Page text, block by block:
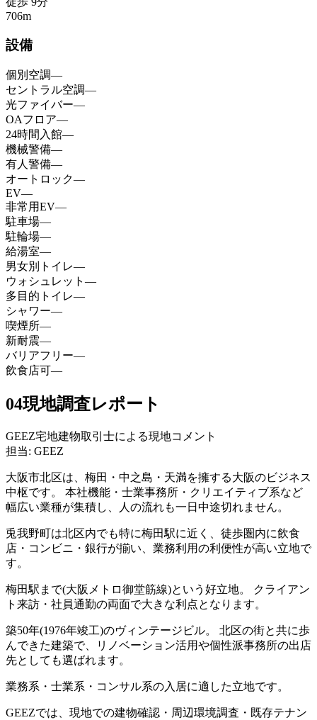
706m
設備
個別空調—
セントラル空調—
光ファイバー—
OAフロア—
24時間入館—
機械警備—
有人警備—
オートロック—
EV—
非常用EV—
駐車場—
駐輪場—
給湯室—
男女別トイレ—
ウォシュレット —
多目的トイレ—
シャワー—
喫煙所—
新耐震—
バリアフリー—
飲食店可—
04現地調査レポート
GEEZ宅地建物取引士による現地コメント
担当: GEEZ
大阪市北区は、梅田・中之島・天満を擁する大阪のビジネス
中枢です。 本社機能・士業事務所・クリエイティブ系など
幅広い業種が集積し、人の流れも一日中途切れません。
兎我野町は北区内でも特に梅田駅に近く、徒歩圏内に飲食
店・コンビニ・銀行が揃い、業務利用の利便性が高い立地で
す。
梅田駅まで(大阪メトロ御堂筋線)という好立地。 クライアン
ト来訪・社員通勤の両面で大きな利点となります。
築50年(1976年竣工)のヴィンテージビル。 北区の街と共に歩
んできた建築で、リノベーション活用や個性派事務所の出店
先としても選ばれます。
業務系・士業系・コンサル系の入居に適した立地です。
GEEZでは、現地での建物確認・周辺環境調査・既存テナン